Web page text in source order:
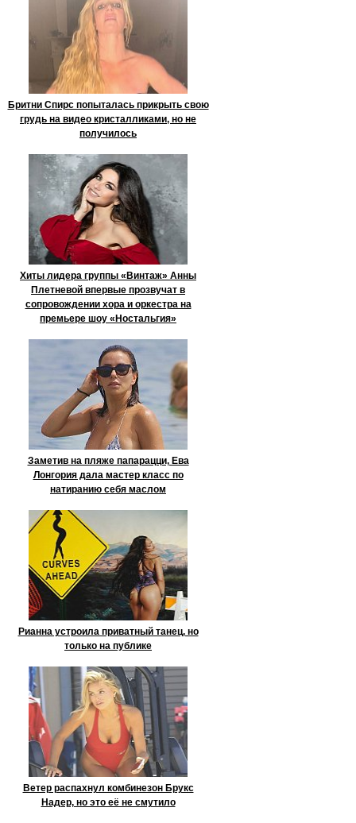
Бритни Спирс попыталась прикрыть свою
грудь на видео кристалликами, но не
получилось
Хиты лидера группы «Винтаж» Анны
Плетневой впервые прозвучат в
сопровождении хора и оркестра на
премьере шоу «Ностальгия»
Заметив на пляже папарацци, Ева
Лонгория дала мастер класс по
натиранию себя маслом
Рианна устроила приватный танец, но
только на публике
Ветер распахнул комбинезон Брукс
Надер, но это её не смутило